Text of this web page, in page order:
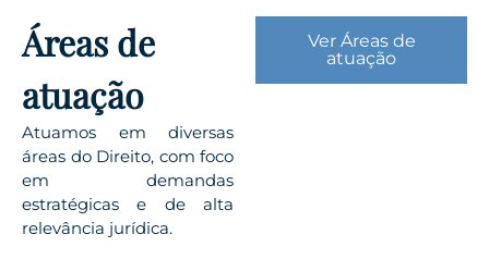
Áreas de
atuação
Atuamos em diversas
áreas do Direito, com foco
em demandas
estratégicas e de alta
relevância jurídica.
Ver Áreas de
atuação